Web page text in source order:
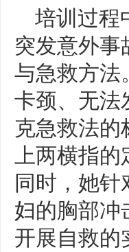
培训过程
突发意外
与急救方法
卡颈、无法
克急救法的
上两横指的
同时，她
妇的胸部
开展自救的